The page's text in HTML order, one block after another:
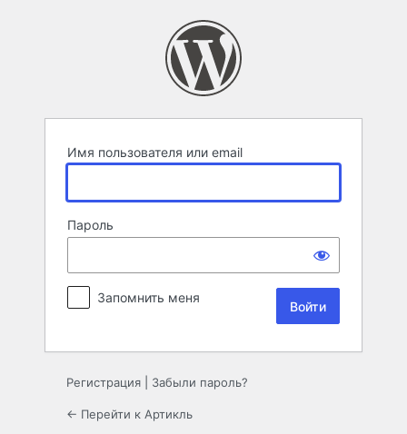
Имя пользователя или email
Пароль
Запомнить меня
Регистрация Забыли пароль?
← Перейти к Артикль